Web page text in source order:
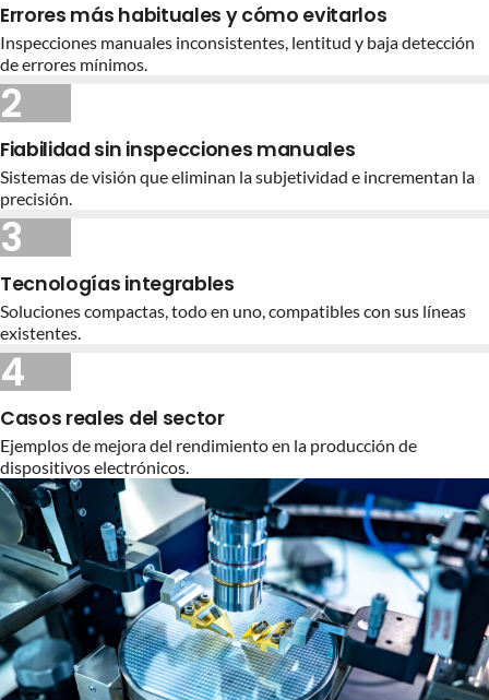
Errores más habituales y cómo evitarlos
Inspecciones manuales inconsistentes, lentitud y baja detección
de errores mínimos.
2
Fiabilidad sin inspecciones manuales
Sistemas de visión que eliminan la subjetividad e incrementan la
precisión.
3
Tecnologías integrables
Soluciones compactas, todo en uno, compatibles con sus líneas
existentes.
4
Casos reales del sector
Ejemplos de mejora del rendimiento en la producción de
dispositivos electrónicos.